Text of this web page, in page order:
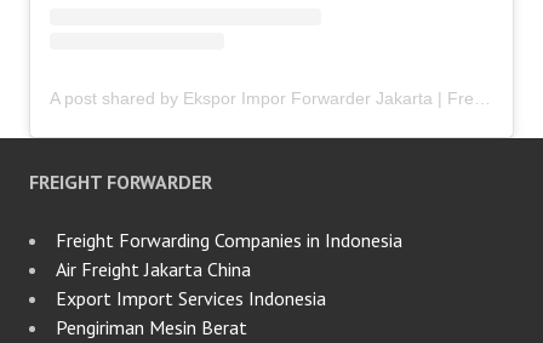
FREIGHT FORWARDER
Freight Forwarding Companies in Indonesia
Air Freight Jakarta China
Export Import Services Indonesia
Pengiriman Mesin Berat